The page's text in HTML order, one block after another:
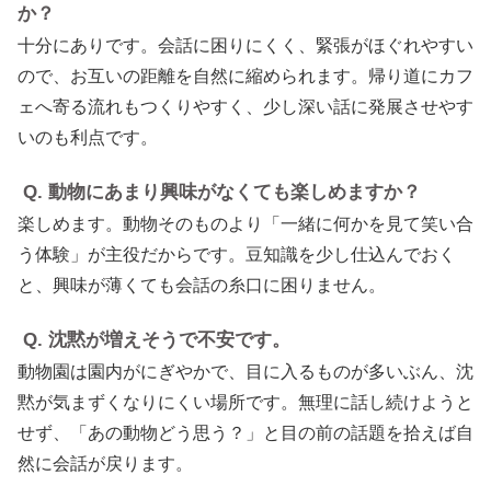
か？
十分にありです。会話に困りにくく、緊張がほぐれやすい
ので、お互いの距離を自然に縮められます。帰り道にカフ
ェへ寄る流れもつくりやすく、少し深い話に発展させやす
いのも利点です。
Q. 動物にあまり興味がなくても楽しめますか？
楽しめます。動物そのものより「一緒に何かを見て笑い合
う体験」が主役だからです。豆知識を少し仕込んでおく
と、興味が薄くても会話の糸口に困りません。
Q. 沈黙が増えそうで不安です。
動物園は園内がにぎやかで、目に入るものが多いぶん、沈
黙が気まずくなりにくい場所です。無理に話し続けようと
せず、「あの動物どう思う？」と目の前の話題を拾えば自
然に会話が戻ります。